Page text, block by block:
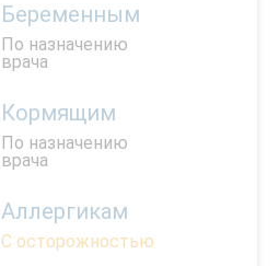
Беременным
По назначению
врача
Кормящим
По назначению
врача
Аллергикам
С осторожностью